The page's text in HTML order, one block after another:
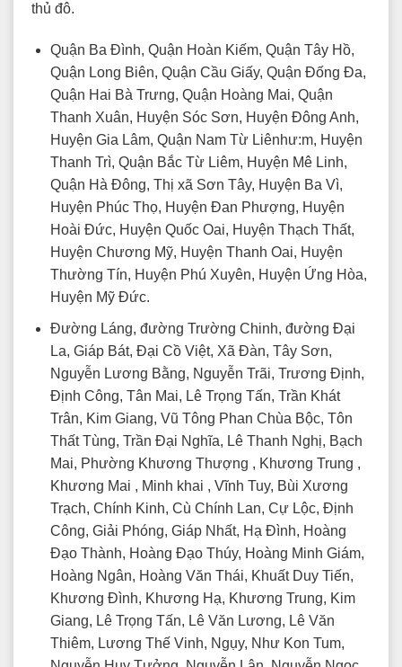
thủ đô.
Quận Ba Đình, Quận Hoàn Kiếm, Quận Tây Hồ,
Quận Long Biên, Quận Cầu Giấy, Quận Đống Đa,
Quận Hai Bà Trưng, Quận Hoàng Mai, Quận
Thanh Xuân, Huyện Sóc Sơn, Huyện Đông Anh,
Huyện Gia Lâm, Quận Nam Từ Liênhư:m, Huyện
Thanh Trì, Quận Bắc Từ Liêm, Huyện Mê Linh,
Quận Hà Đông, Thị xã Sơn Tây, Huyện Ba Vì,
Huyện Phúc Thọ, Huyện Đan Phượng, Huyện
Hoài Đức, Huyện Quốc Oai, Huyện Thạch Thất,
Huyện Chương Mỹ, Huyện Thanh Oai, Huyện
Thường Tín, Huyện Phú Xuyên, Huyện Ứng Hòa,
Huyện Mỹ Đức.
Đường Láng, đường Trường Chinh, đường Đại
La, Giáp Bát, Đại Cồ Việt, Xã Đàn, Tây Sơn,
Nguyễn Lương Bằng, Nguyễn Trãi, Trương Định,
Định Công, Tân Mai, Lê Trọng Tấn, Trần Khát
Trân, Kim Giang, Vũ Tông Phan Chùa Bộc, Tôn
Thất Tùng, Trần Đại Nghĩa, Lê Thanh Nghị, Bạch
Mai, Phường Khương Thượng , Khương Trung ,
Khương Mai , Minh khai , Vĩnh Tuy, Bùi Xương
Trạch, Chính Kinh, Cù Chính Lan, Cự Lộc, Định
Công, Giải Phóng, Giáp Nhất, Hạ Đình, Hoàng
Đạo Thành, Hoàng Đạo Thúy, Hoàng Minh Giám,
Hoàng Ngân, Hoàng Văn Thái, Khuất Duy Tiến,
Khương Đình, Khương Hạ, Khương Trung, Kim
Giang, Lê Trọng Tấn, Lê Văn Lương, Lê Văn
Thiêm, Lương Thế Vinh, Ngụy, Như Kon Tum,